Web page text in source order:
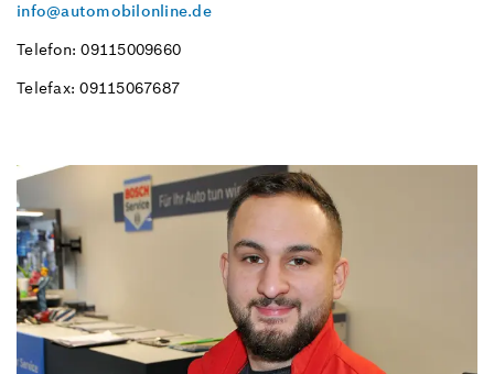
info@automobilonline.de
Telefon: 09115009660
Telefax: 09115067687